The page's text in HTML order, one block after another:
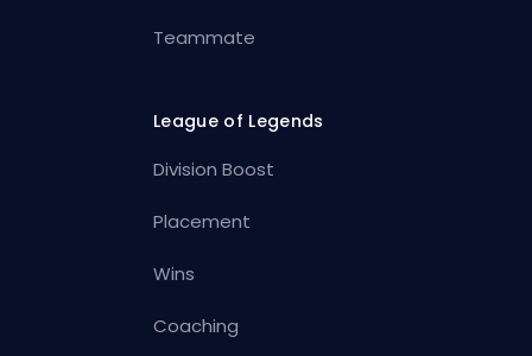
Teammate
League of Legends
Division Boost
Placement
Wins
Coaching